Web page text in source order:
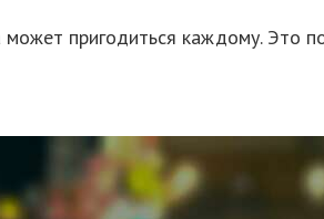
пригодиться каждому. Это